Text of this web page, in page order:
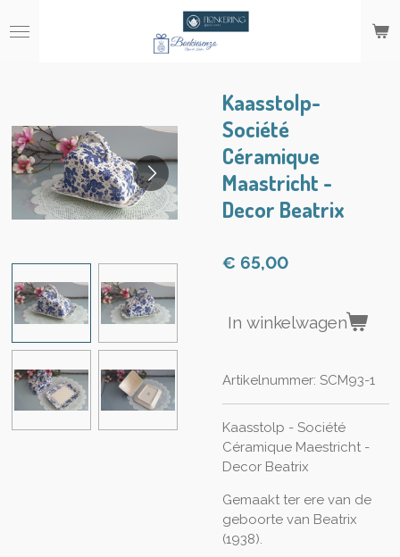
direct
Kaasstolp-
Société
Céramique
Maastricht -
Decor Beatrix
€ 65,00
In winkelwagen
Artikelnummer: SCM93-1
Kaasstolp - Société
Céramique Maestricht -
Decor Beatrix
Gemaakt ter ere van de
geboorte van Beatrix
(1938).